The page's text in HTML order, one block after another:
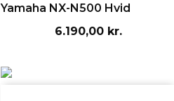
Yamaha NX-N500 Hvid
6.190,00 kr.